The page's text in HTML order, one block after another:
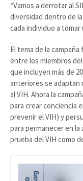
“Vamos a derrotar al
diversidad dentro de
cada individuo a tomar
El tema de la
entre los miembros
que incluyen más de
anteriores se adaptan
al VIH. Ahora la
para crear conciencia
prevenir el VIH) y
para permanecer en
prueba del VIH como